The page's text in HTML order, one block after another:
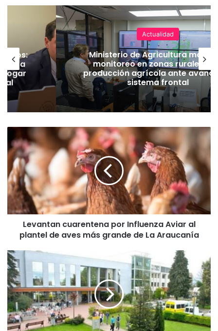
PC a
Actualidad
Ministerio de Agricultura
monitoreo en zonas rurales y
producción agrícola ante
sistema frontal
e
v
n
t
a
c
e
n
t
e
n
a
p
o
Levantan cuarentena por Influenza Aviar al
plantel de aves más grande de La Araucanía
G
o
b
i
e
r
n
o